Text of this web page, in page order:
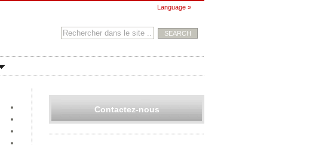
Language »
Contactez-nous